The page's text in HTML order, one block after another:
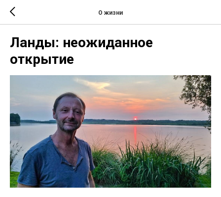
О жизни
Ланды: неожиданное
открытие